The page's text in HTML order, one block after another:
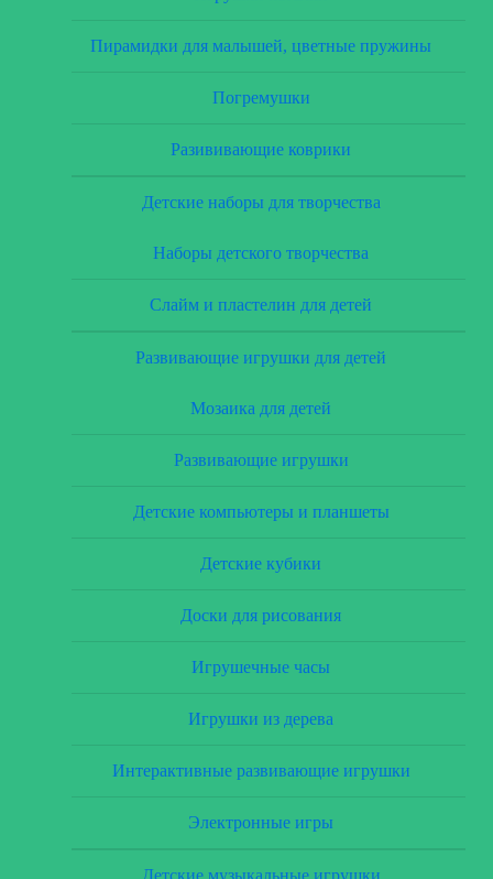
Пирамидки для малышей, цветные пружины
Погремушки
Разививающие коврики
Детские наборы для творчества
Наборы детского творчества
Слайм и пластелин для детей
Развивающие игрушки для детей
Мозаика для детей
Развивающие игрушки
Детские компьютеры и планшеты
Детские кубики
Доски для рисования
Игрушечные часы
Игрушки из дерева
Интерактивные развивающие игрушки
Электронные игры
Детские музыкальные игрушки